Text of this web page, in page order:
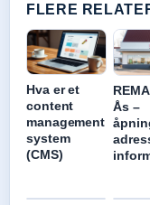
FLERE
Hva er et
content
management
system
(CMS)
Ås –